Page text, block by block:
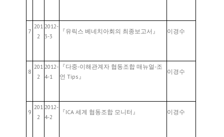
7
201
2
2012-
3-3
『유릭스 베네치아회의 최종보고서』 이경수
8
201
2
2012-
4-1
『다중-이해관계자 협동조합 매뉴얼-조
언 Tips』
이경수
9
201
2
2012-
4-2
『ICA 세계 협동조합 모니터』 이경수